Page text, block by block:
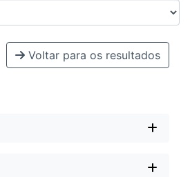
Voltar para os resultados